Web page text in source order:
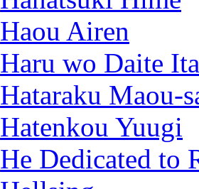
Haou Airen
Haru wo Daite Ita
Hataraku Maou-
Hatenkou Yuugi
He Dedicated to